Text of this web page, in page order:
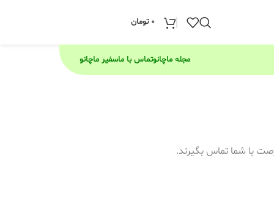
0 تومان
مجله ماچانوتماس با ماسفیر ماچانو
با شما تماس بگیرند.